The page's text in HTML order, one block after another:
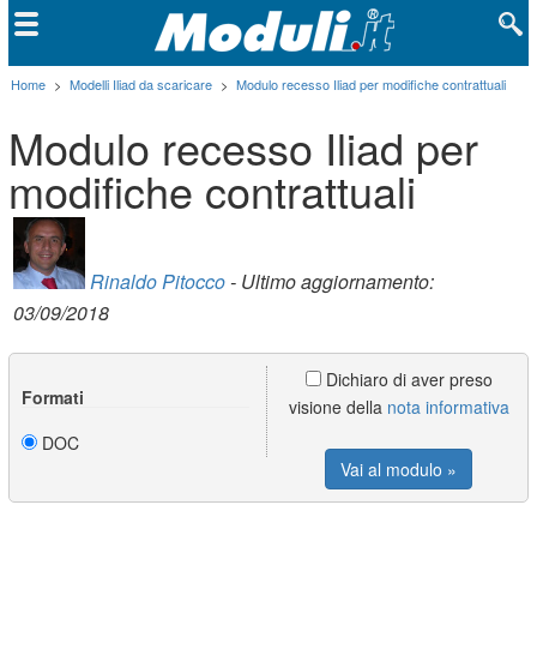
Home > Modelli Iliad da scaricare > Modulo recesso Iliad per modifiche contrattuali
Modulo recesso Iliad per
modifiche contrattuali
Rinaldo Pitocco- Ultimo aggiornamento:
03/09/2018
Formati
DOC
Dichiaro di aver preso
visione della nota informativa
Vai al modulo »